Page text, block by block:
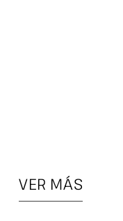
VER MÁS